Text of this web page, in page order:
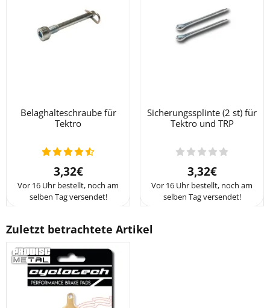
Belaghalteschraube für
Tektro
Preis: 3,32
3,32€
Vor 16 Uhr bestellt, noch am
selben Tag versendet!
Sicherungssplinte (2 st) für
Tektro und TRP
Preis: 3,32
3,32€
Vor 16 Uhr bestellt, noch am
selben Tag versendet!
Zuletzt betrachtete Artikel